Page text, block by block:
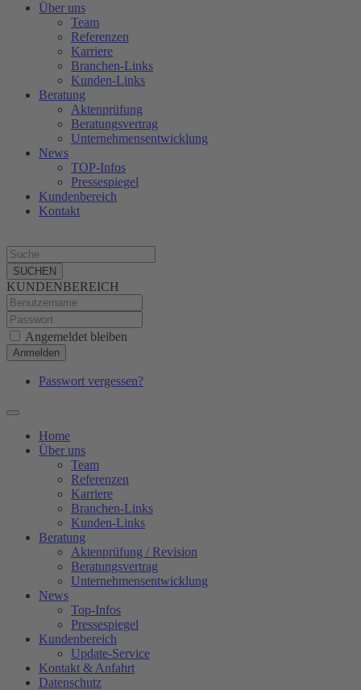
Über uns
Team
Referenzen
Karriere
Branchen-Links
Kunden-Links
Beratung
Aktenprüfung
Beratungsvertrag
Unternehmensentwicklung
News
TOP-Infos
Pressespiegel
Kundenbereich
Kontakt
SUCHEN
KUNDENBEREICH
Angemeldet bleiben
Anmelden
Passwort vergessen?
Home
Über uns
Team
Referenzen
Karriere
Branchen-Links
Kunden-Links
Beratung
Aktenprüfung / Revision
Beratungsvertrag
Unternehmensentwicklung
News
Top-Infos
Pressespiegel
Kundenbereich
Update-Service
Kontakt & Anfahrt
Datenschutz